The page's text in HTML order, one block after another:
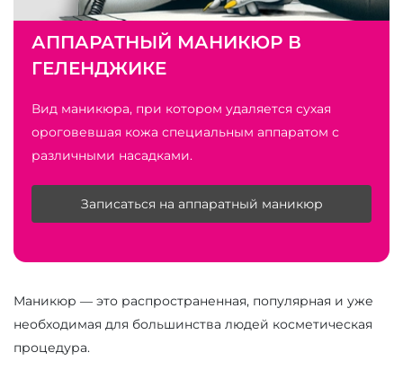
АППАРАТНЫЙ МАНИКЮР В
ГЕЛЕНДЖИКЕ
Вид маникюра, при котором удаляется сухая
ороговевшая кожа специальным аппаратом с
различными насадками.
Записаться на аппаратный маникюр
Маникюр — это распространенная, популярная и уже
необходимая для большинства людей косметическая
процедура.